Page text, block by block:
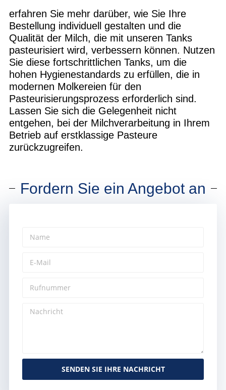
erfahren Sie mehr darüber, wie Sie Ihre
Bestellung individuell gestalten und die
Qualität der Milch, die mit unseren Tanks
pasteurisiert wird, verbessern können. Nutzen
Sie diese fortschrittlichen Tanks, um die
hohen Hygienestandards zu erfüllen, die in
modernen Molkereien für den
Pasteurisierungsprozess erforderlich sind.
Lassen Sie sich die Gelegenheit nicht
entgehen, bei der Milchverarbeitung in Ihrem
Betrieb auf erstklassige Pasteure
zurückzugreifen.
Fordern Sie ein Angebot an
SENDEN SIE IHRE NACHRICHT